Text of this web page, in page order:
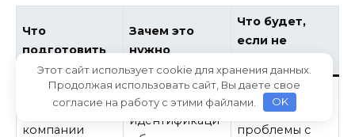
Что
подготовить
Зачем это
нужно
Что будет,
если не
Название
компании
Корректная
идентификаци
Ошибки в
карточке,
проблемы с
Этот сайт использует cookie для хранения данных.
Продолжая использовать сайт, Вы даете свое
согласие на работу с этими файлами.
OK